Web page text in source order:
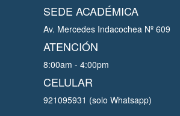
SEDE ACADÉMICA
Av. Mercedes Indacochea Nº 609
ATENCIÓN
8:00am - 4:00pm
CELULAR
921095931 (solo Whatsapp)